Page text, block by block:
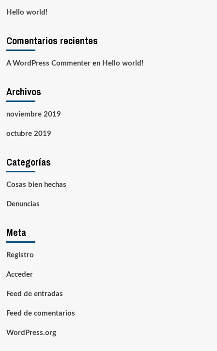
Hello world!
Comentarios recientes
A WordPress Commenteren Hello world!
Archivos
noviembre 2019
octubre 2019
Categorías
Cosas bien hechas
Denuncias
Meta
Registro
Acceder
Feed de entradas
Feed de comentarios
WordPress.org